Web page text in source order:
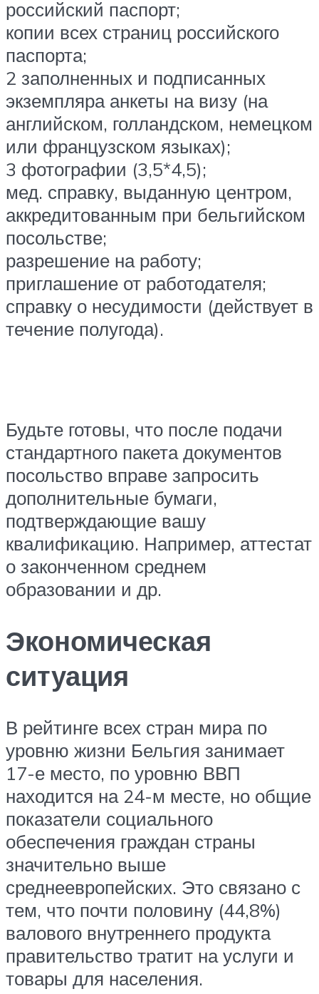
российский паспорт;
копии всех страниц российского
паспорта;
2 заполненных и подписанных
экземпляра анкеты на визу (на
английском, голландском, немецком
или французском языках);
3 фотографии (3,5*4,5);
мед. справку, выданную центром,
аккредитованным при бельгийском
посольстве;
разрешение на работу;
приглашение от работодателя;
справку о несудимости (действует в
течение полугода).
Будьте готовы, что после подачи
стандартного пакета документов
посольство вправе запросить
дополнительные бумаги,
подтверждающие вашу
квалификацию. Например, аттестат
о законченном среднем
образовании и др.
Экономическая
ситуация
В рейтинге всех стран мира по
уровню жизни Бельгия занимает
17-е место, по уровню ВВП
находится на 24-м месте, но общие
показатели социального
обеспечения граждан страны
значительно выше
среднеевропейских. Это связано с
тем, что почти половину (44,8%)
валового внутреннего продукта
правительство тратит на услуги и
товары для населения.